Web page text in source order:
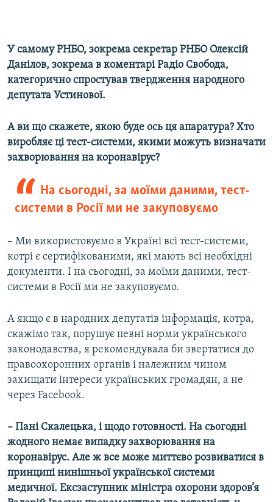
У самому РНБО, зокрема секретар РНБО Олексій
Данілов, зокрема в коментарі Радіо Свобода,
категорично спростував твердження народного
депутата Устинової.
А ви що скажете, якою буде ось ця апаратура? Хто
виробляє ці тест-системи, якими можуть визначати
захворювання на коронавірус?
На сьогодні, за моїми даними, тест-
системи в Росії ми не закуповуємо
– Ми використовуємо в Україні всі тест-системи,
котрі є сертифікованими, які мають всі необхідні
документи. І на сьогодні, за моїми даними, тест-
системи в Росії ми не закуповуємо.
А якщо є в народних депутатів інформація, котра,
скажімо так, порушує певні норми українського
законодавства, я рекомендувала би звертатися до
правоохоронних органів і належним чином
захищати інтереси українських громадян, а не
через Facebook.
– Пані Скалецька, і щодо готовності. На сьогодні
жодного немає випадку захворювання на
коронавірус. Але ж все може миттєво розвиватися в
принципі нинішньої української системи
медичної. Ексзаступник міністра охорони здоров’я